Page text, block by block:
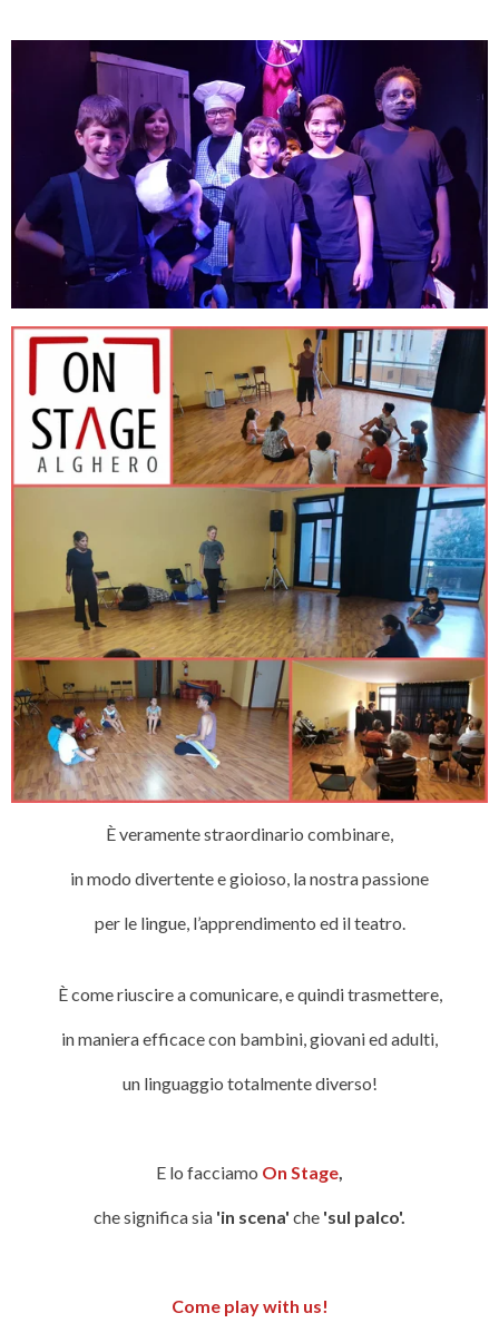
È veramente straordinario combinare,
in modo divertente e gioioso, la nostra passione
per le lingue, l’apprendimento ed il teatro.
È come riuscire a comunicare, e quindi trasmettere,
in maniera efficace con bambini, giovani ed adulti,
un linguaggio totalmente diverso!
E lo facciamo On Stage
che significa sia 'in scena' che 'sul palco'.
Come play with us!